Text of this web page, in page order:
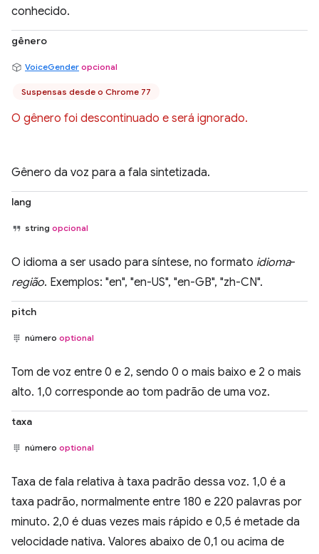
conhecido.
gênero
VoiceGender opcional
Suspensas desde o Chrome 77
O gênero foi descontinuado e será ignorado.
Gênero da voz para a fala sintetizada.
lang
string opcional
O idioma a ser usado para síntese, no formato idioma-
região. Exemplos: "en", "en-US", "en-GB", "zh-CN".
pitch
número optional
Tom de voz entre 0 e 2, sendo 0 o mais baixo e 2 o mais
alto. 1,0 corresponde ao tom padrão de uma voz.
taxa
número optional
Taxa de fala relativa à taxa padrão dessa voz. 1,0 é a
taxa padrão, normalmente entre 180 e 220 palavras por
minuto. 2,0 é duas vezes mais rápido e 0,5 é metade da
velocidade nativa. Valores abaixo de 0,1 ou acima de